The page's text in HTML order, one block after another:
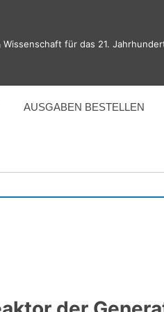
Wissenschaft für das 21.
AUSGABEN BESTELLEN